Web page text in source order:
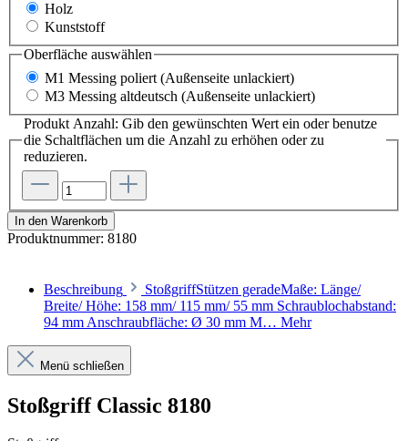
Holz
Kunststoff
Oberfläche auswählen
M1 Messing poliert (Außenseite unlackiert)
M3 Messing altdeutsch (Außenseite unlackiert)
Produkt Anzahl: Gib den gewünschten Wert ein oder benutze
die Schaltflächen um die Anzahl zu erhöhen oder zu
reduzieren.
In den Warenkorb
Produktnummer: 8180
Beschreibung
StoßgriffStützen geradeMaße: Länge/
Breite/ Höhe: 158 mm/ 115 mm/ 55 mm Schraublochabstand:
94 mm Anschraubfläche: Ø 30 mm M… Mehr
Menü schließen
Stoßgriff Classic 8180